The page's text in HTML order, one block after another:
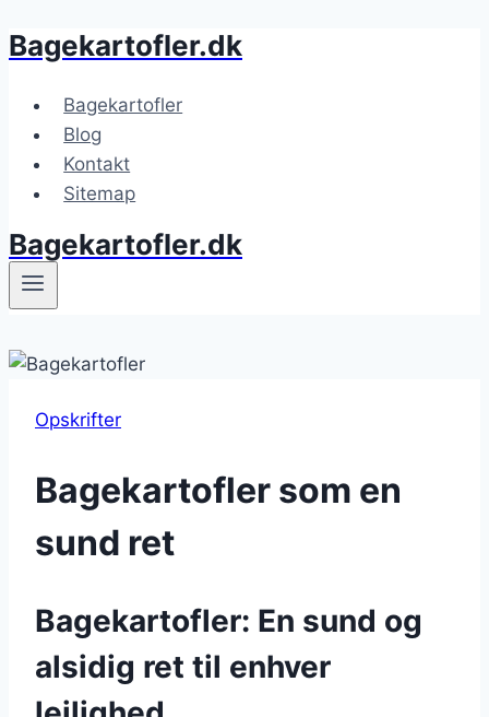
Fortsæt
indhold
Bagekartofler.dk
Bagekartofler
Blog
Kontakt
Sitemap
Bagekartofler.dk
Opskrifter
Bagekartofler som en
sund ret
Bagekartofler: En sund og
alsidig ret til enhver